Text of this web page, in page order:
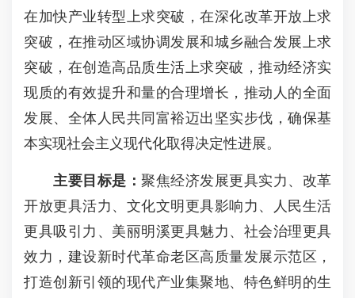
在加快产业转型上求突破，在深化改革开放上求
突破，在推动区域协调发展和城乡融合发展上求
突破，在创造高品质生活上求突破，推动经济实
现质的有效提升和量的合理增长，推动人的全面
发展、全体人民共同富裕迈出坚实步伐，确保基
本实现社会主义现代化取得决定性进展。
主要目标是： 聚焦经济发展更具实力、改革
开放更具活力、文化文明更具影响力、人民生活
更具吸引力、美丽明溪更具魅力、社会治理更具
效力，建设新时代革命老区高质量发展示范区，
打造创新引领的现代产业集聚地、特色鲜明的生